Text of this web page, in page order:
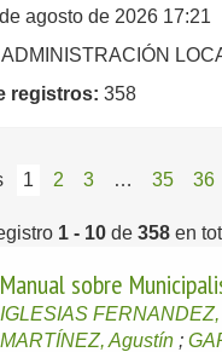
agosto de 2026 17:21
registros: 358
1 2 3 … 35 36
1 - 10 de 358 en
Manual sobre
IGLESIAS
MARTÍNEZ, Agustín ;